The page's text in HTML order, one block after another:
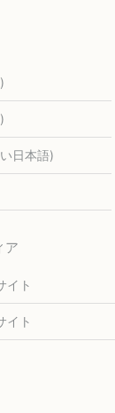
日本語)
ア
イト
イト